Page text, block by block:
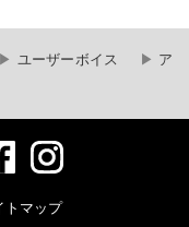
ユーザーボイス
ア
トマップ